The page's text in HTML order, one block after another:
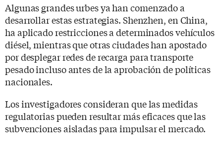
Algunas grandes urbes ya han comenzado a
desarrollar estas estrategias. Shenzhen, en China,
ha aplicado restricciones a determinados vehículos
diésel, mientras que otras ciudades han apostado
por desplegar redes de recarga para transporte
pesado incluso antes de la aprobación de políticas
nacionales.
Los investigadores consideran que las medidas
regulatorias pueden resultar más eficaces que las
subvenciones aisladas para impulsar el mercado.